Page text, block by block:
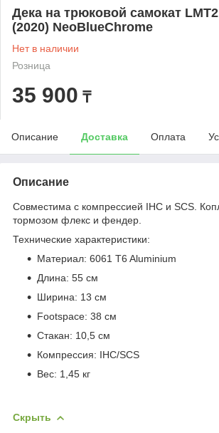
Дека на трюковой самокат
(2020) NeoBlueChrome
Нет в наличии
Розница
35 900 ₸
Описание Доставка Оплата
Описание
Совместима с компрессией IHC и SCS.
тормозом флекс и фендер.
Технические характеристики:
Материал: 6061 T6 Aluminium
Длина: 55 см
Ширина: 13 см
Footspace: 38 см
Стакан: 10,5 см
Компрессия: IHC/SCS
Вес: 1,45 кг
Скрыть